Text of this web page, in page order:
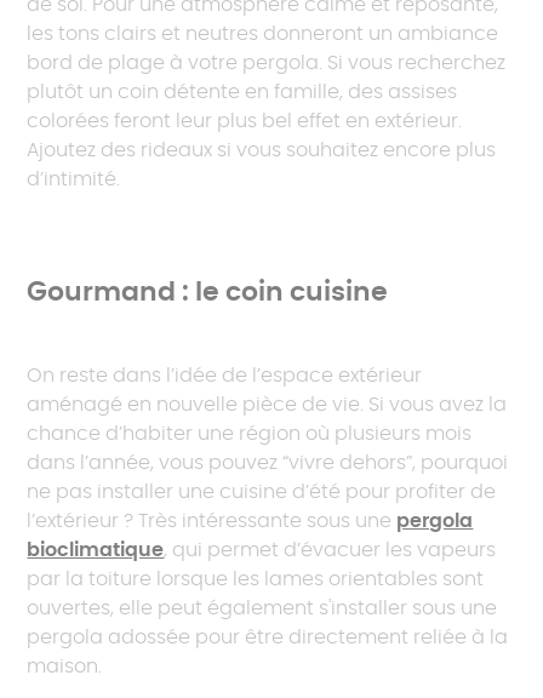
de sol. Pour une atmosphère calme et reposante,
les tons clairs et neutres donneront un ambiance
bord de plage à votre pergola. Si vous recherchez
plutôt un coin détente en famille, des assises
colorées feront leur plus bel effet en extérieur.
Ajoutez des rideaux si vous souhaitez encore plus
d’intimité.
Gourmand : le coin cuisine
On reste dans l’idée de l’espace extérieur
aménagé en nouvelle pièce de vie. Si vous avez la
chance d’habiter une région où plusieurs mois
dans l’année, vous pouvez “vivre dehors”, pourquoi
ne pas installer une cuisine d’été pour profiter de
l’extérieur ? Très intéressante sous une pergola
bioclimatique, qui permet d’évacuer les vapeurs
par la toiture lorsque les lames orientables sont
ouvertes, elle peut également s'installer sous une
pergola adossée pour être directement reliée à la
maison.